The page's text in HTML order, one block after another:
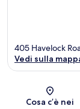
405 Havelock
Vedi sulla
Cosa c’è nei